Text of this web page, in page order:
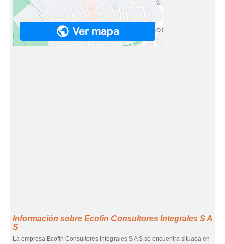
Información sobre Ecofin Consultores Integrales S A
S
La empresa Ecofin Consultores Integrales S A S se encuentra situada en